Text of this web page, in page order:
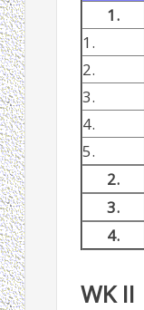
1.
1.
2.
3.
4.
5.
2.
3.
4.
WK II